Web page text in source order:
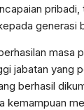
pribadi,
generasi
masa
jabatan yang
berhasil
kemampuan